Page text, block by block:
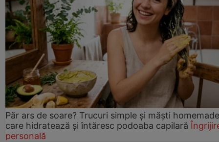
Păr ars de soare? Trucuri simple și măști homemade
care hidratează și întăresc podoaba capilară
personală